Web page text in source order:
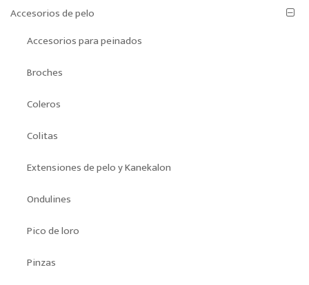
Accesorios de pelo
Accesorios para peinados
Broches
Coleros
Colitas
Extensiones de pelo y Kanekalon
Ondulines
Pico de loro
Pinzas